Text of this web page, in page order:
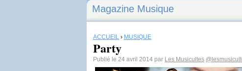
Magazine Musique
ACCUEIL › MUSIQUE
Party
Publié le 24 avril 2014 par Les Musicultes